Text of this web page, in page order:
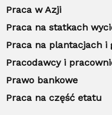
Praca w Azji
Praca na statkach
Praca na plantacjach i
Pracodawcy i
Prawo bankowe
Praca na część etatu